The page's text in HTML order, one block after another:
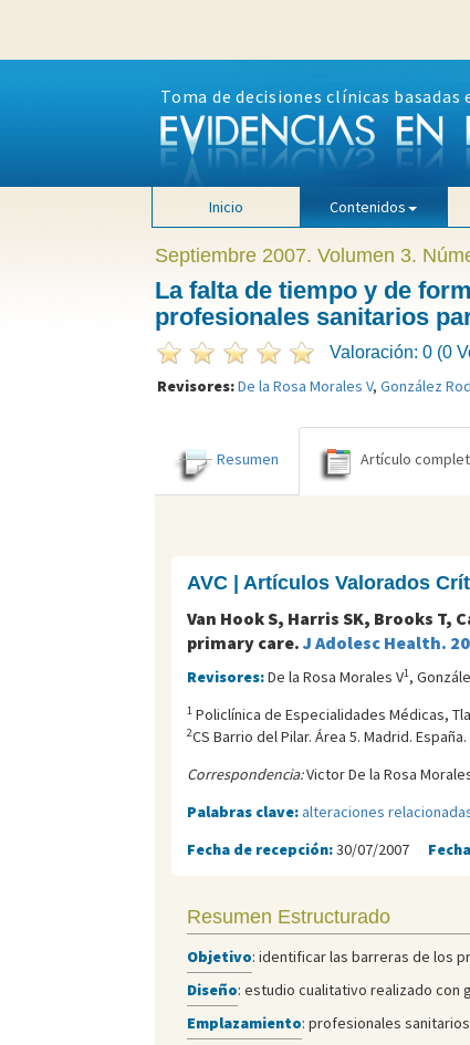
Toma de decisiones clínicas
Inicio Contenidos
Septiembre 2007. Volumen 3.
La falta de tiempo y de
profesionales sanitarios
Valoración: 0 (0
Revisores:De la Rosa Morales V, González
Resumen Artículo
AVC | Artículos Valorados
Van Hook S, Harris SK, Brooks T,
primary care. J Adolesc Health.
Revisores:De la Rosa Morales V1,
1Policlí­nica de Especialidades Médicas,
2CS Barrio del Pilar. Área 5. Madrid. España.
Correspondencia:Victor De la Rosa
Palabras clave:alteraciones
Fecha de recepción:30/07/2007
Resumen Estructurado
Objetivo: identificar las barreras de los
Diseño: estudio cualitativo realizado con
Emplazamiento: profesionales